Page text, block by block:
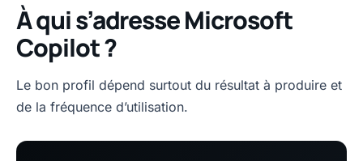
À qui s’adresse Microsoft
Copilot ?
Le bon profil dépend surtout du résultat à produire et
de la fréquence d’utilisation.